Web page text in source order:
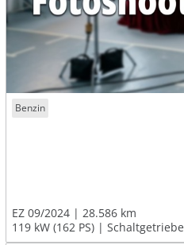
Benzin
EZ 09/2024
28.586 km
119 kW (162 PS)
Schaltgetriebe